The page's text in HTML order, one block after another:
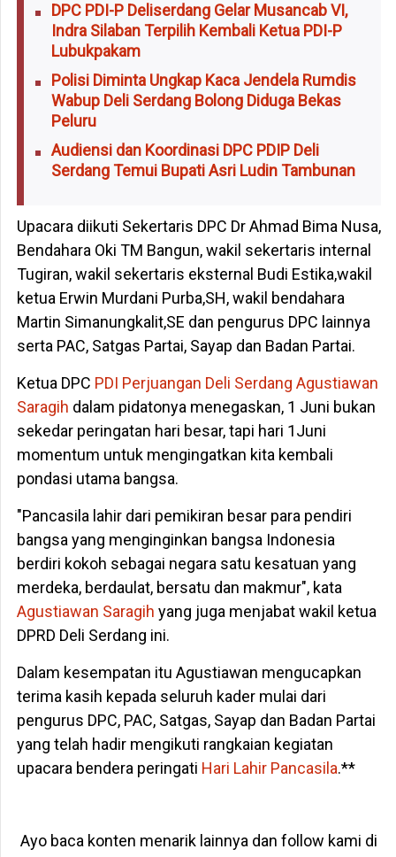
DPC PDI-P Deliserdang Gelar Musancab VI,
Indra Silaban Terpilih Kembali Ketua PDI-P
Lubukpakam
Polisi Diminta Ungkap Kaca Jendela Rumdis
Wabup Deli Serdang Bolong Diduga Bekas
Peluru
Audiensi dan Koordinasi DPC PDIP Deli
Serdang Temui Bupati Asri Ludin Tambunan
Upacara diikuti Sekertaris DPC Dr Ahmad Bima Nusa,
Bendahara Oki TM Bangun, wakil sekertaris internal
Tugiran, wakil sekertaris eksternal Budi Estika,wakil
ketua Erwin Murdani Purba,SH, wakil bendahara
Martin Simanungkalit,SE dan pengurus DPC lainnya
serta PAC, Satgas Partai, Sayap dan Badan Partai.
Ketua DPC PDI Perjuangan Deli Serdang Agustiawan
Saragih dalam pidatonya menegaskan, 1 Juni bukan
sekedar peringatan hari besar, tapi hari 1Juni
momentum untuk mengingatkan kita kembali
pondasi utama bangsa.
"Pancasila lahir dari pemikiran besar para pendiri
bangsa yang menginginkan bangsa Indonesia
berdiri kokoh sebagai negara satu kesatuan yang
merdeka, berdaulat, bersatu dan makmur", kata
Agustiawan Saragih yang juga menjabat wakil ketua
DPRD Deli Serdang ini.
Dalam kesempatan itu Agustiawan mengucapkan
terima kasih kepada seluruh kader mulai dari
pengurus DPC, PAC, Satgas, Sayap dan Badan Partai
yang telah hadir mengikuti rangkaian kegiatan
upacara bendera peringati Hari Lahir Pancasila.**
Ayo baca konten menarik lainnya dan follow kami di